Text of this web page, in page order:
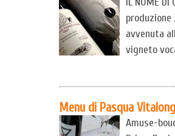
avvenuta
vigneto
Menu di Pasqua
Amuse-